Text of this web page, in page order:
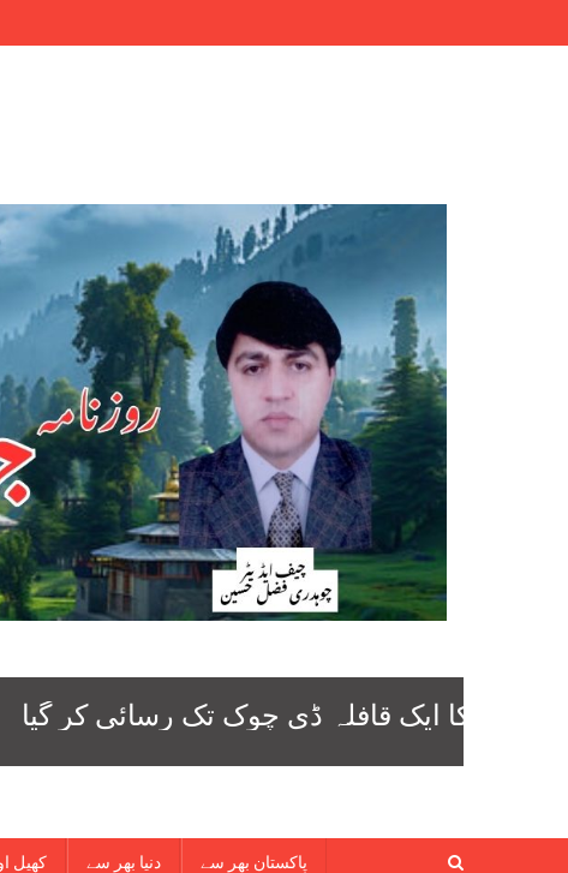
کھیل دنیا بھر سے پاکستان بھر سے